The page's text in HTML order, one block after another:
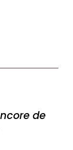
de